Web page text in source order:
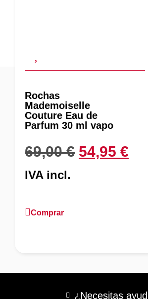
Rochas
Mademoiselle
Couture Eau de
Parfum 30 ml vapo
69,00€ 54,95 €
IVA incl.
Comprar
¿Necesitas